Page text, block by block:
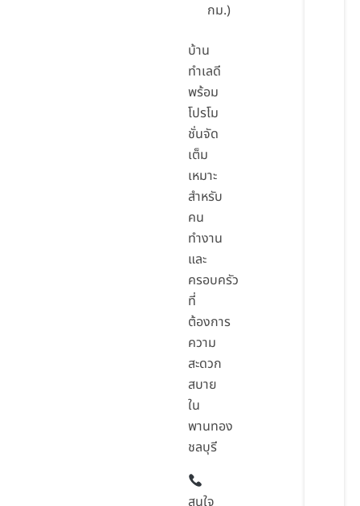
กม.)
บ้าน
ทำเลดี
พร้อม
โปรโม
ชั่นจัด
เต็ม
เหมาะ
สำหรับ
คน
ทำงาน
และ
ครอบครัว
ที่
ต้องการ
ความ
สะดวก
สบาย
ใน
พานทอง
ชลบุรี
สนใจ